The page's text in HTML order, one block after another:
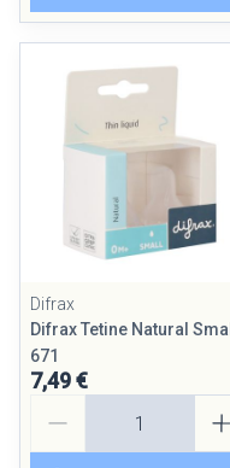
Difrax
Difrax Tetine Natural Small
671
7,49 €